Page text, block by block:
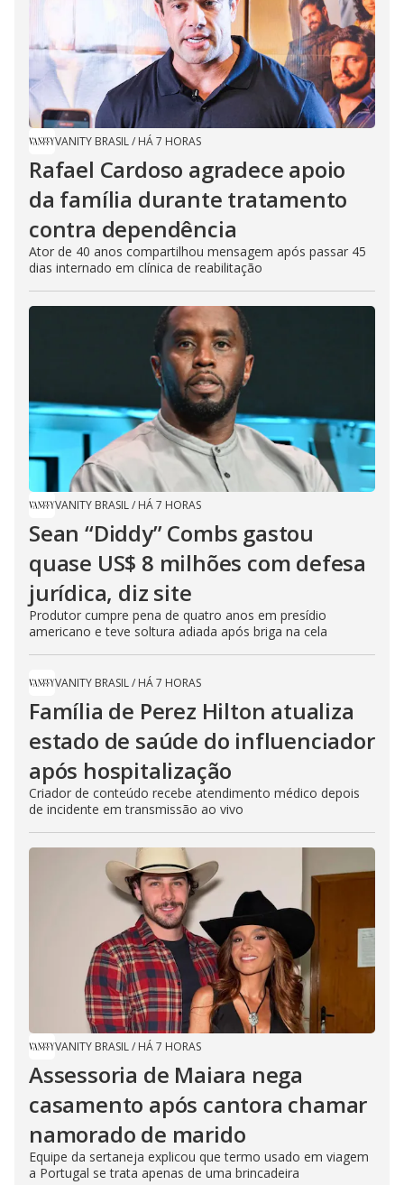
VANITY BRASIL/ HÁ 7 HORAS
Rafael Cardoso agradece apoio
da família durante tratamento
contra dependência
Ator de 40 anos compartilhou mensagem após passar 45
dias internado em clínica de reabilitação
VANITY BRASIL/ HÁ 7 HORAS
Sean “Diddy” Combs gastou
quase US$ 8 milhões com defesa
jurídica, diz site
Produtor cumpre pena de quatro anos em presídio
americano e teve soltura adiada após briga na cela
VANITY BRASIL/ HÁ 7 HORAS
Família de Perez Hilton atualiza
estado de saúde do influenciador
após hospitalização
Criador de conteúdo recebe atendimento médico depois
de incidente em transmissão ao vivo
VANITY BRASIL/ HÁ 7 HORAS
Assessoria de Maiara nega
casamento após cantora chamar
namorado de marido
Equipe da sertaneja explicou que termo usado em viagem
a Portugal se trata apenas de uma brincadeira